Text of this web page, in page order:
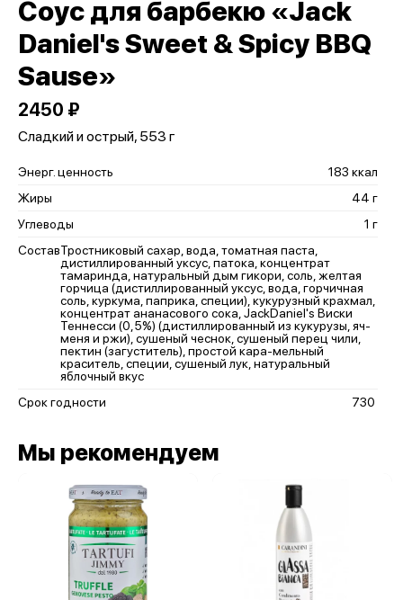
Соус для барбекю «Jack
Daniel's Sweet & Spicy BBQ
Sause»
2450 ₽
Сладкий и острый, 553 г
Энерг. ценность
183 ккал
Жиры
44 г
Углеводы
1 г
СоставТростниковый сахар, вода, томатная паста,
дистиллированный уксус, патока, концентрат
тамаринда, натуральный дым гикори, соль, желтая
горчица (дистиллированный уксус, вода, горчичная
соль, куркума, паприка, специи), кукурузный крахмал,
концентрат ананасового сока, JackDaniel's Виски
Теннесси (0,5%) (дистиллированный из кукурузы, яч-
меня и ржи), сушеный чеснок, сушеный перец чили,
пектин (загуститель), простой кара-мельный
краситель, специи, сушеный лук, натуральный
яблочный вкус
Срок годности
730
Мы рекомендуем